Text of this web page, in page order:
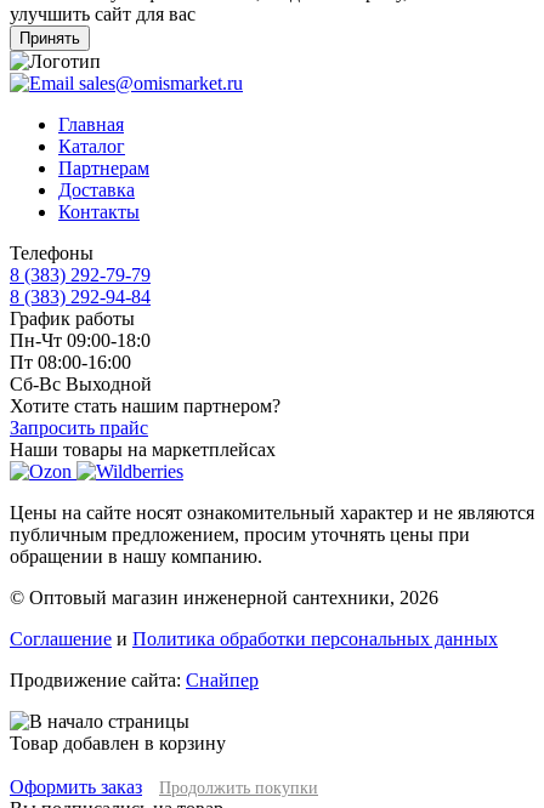
улучшить сайт для вас
Принять
sales@omismarket.ru
Главная
Каталог
Партнерам
Доставка
Контакты
Телефоны
8 (383) 292-79-79
8 (383) 292-94-84
График работы
Пн-Чт 09:00-18:0
Пт 08:00-16:00
Сб-Вс Выходной
Хотите стать нашим партнером?
Запросить прайс
Наши товары на маркетплейсах
Цены на сайте носят ознакомительный характер и не являются
публичным предложением, просим уточнять цены при
обращении в нашу компанию.
© Оптовый магазин инженерной сантехники, 2026
Соглашение и Политика обработки персональных данных
Продвижение сайта: Снайпер
Товар добавлен в корзину
Оформить заказ Продолжить покупки